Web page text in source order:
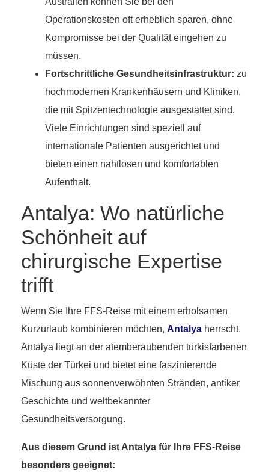
Operationskosten oft erheblich sparen, ohne
Kompromisse bei der Qualität eingehen zu
müssen.
Fortschrittliche Gesundheitsinfrastruktur: zu
hochmodernen Krankenhäusern und Kliniken,
die mit Spitzentechnologie ausgestattet sind.
Viele Einrichtungen sind speziell auf
internationale Patienten ausgerichtet und
bieten einen nahtlosen und komfortablen
Aufenthalt.
Antalya: Wo natürliche
Schönheit auf
chirurgische Expertise
trifft
Wenn Sie Ihre FFS-Reise mit einem erholsamen
Kurzurlaub kombinieren möchten, Antalya herrscht.
Antalya liegt an der atemberaubenden türkisfarbenen
Küste der Türkei und bietet eine faszinierende
Mischung aus sonnenverwöhnten Stränden, antiker
Geschichte und weltbekannter
Gesundheitsversorgung.
Aus diesem Grund ist Antalya für Ihre FFS-Reise
besonders geeignet: